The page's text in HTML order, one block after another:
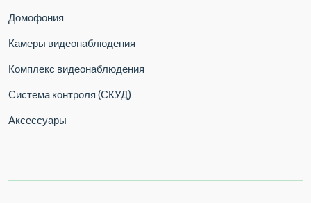
Домофония
Камеры видеонаблюдения
Комплекс видеонаблюдения
Система контроля (СКУД)
Аксессуары